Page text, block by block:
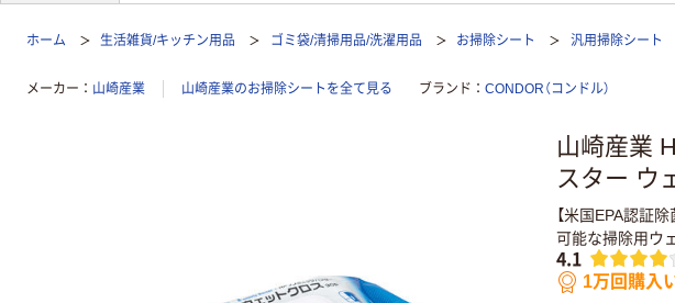
ホーム 生活雑貨/キッチン用品 ゴミ袋/清掃用品/洗濯用品 お掃除シート 汎用掃除シート
メーカー 山崎産業 山崎産業のお掃除シートを全て見る ブランド CONDOR（コンドル）
山崎産業
スター ウ
【米国EPA認証
可能な掃除用ウ
4.1
1万回購入